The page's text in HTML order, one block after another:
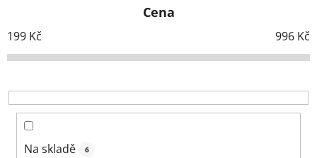
í
p
o
d
Cena
199 Kč 996 Kč
Na skladě 6